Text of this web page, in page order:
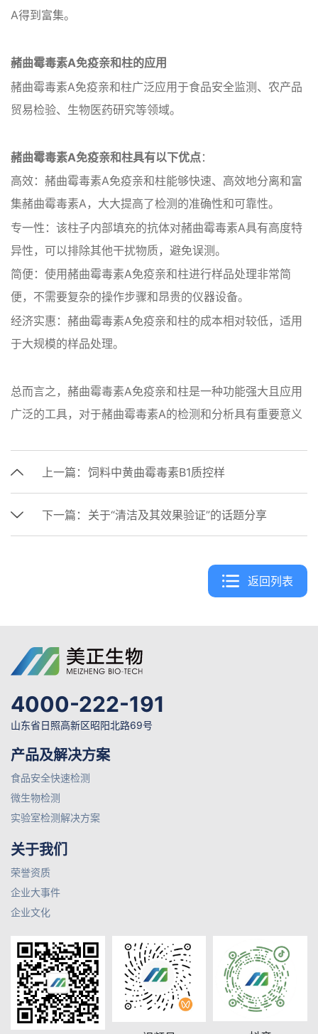
A得到富集。
赭曲霉毒素A免疫亲和柱的应用
赭曲霉毒素A免疫亲和柱广泛应用于食品安全监测、农产品
贸易检验、生物医药研究等领域。
赭曲霉毒素A免疫亲和柱具有以下优点：
高效：赭曲霉毒素A免疫亲和柱能够快速、高效地分离和富
集赭曲霉毒素A，大大提高了检测的准确性和可靠性。
专一性：该柱子内部填充的抗体对赭曲霉毒素A具有高度特
异性，可以排除其他干扰物质，避免误测。
简便：使用赭曲霉毒素A免疫亲和柱进行样品处理非常简
便，不需要复杂的操作步骤和昂贵的仪器设备。
经济实惠：赭曲霉毒素A免疫亲和柱的成本相对较低，适用
于大规模的样品处理。
总而言之，赭曲霉毒素A免疫亲和柱是一种功能强大且应用
广泛的工具，对于赭曲霉毒素A的检测和分析具有重要意义
上一篇： 饲料中黄曲霉毒素B1质控样
下一篇： 关于“清洁及其效果验证”的话题分享
返回列表
4000-222-191
山东省日照高新区昭阳北路69号
产品及解决方案
食品安全快速检测
微生物检测
实验室检测解决方案
关于我们
荣誉资质
企业大事件
企业文化